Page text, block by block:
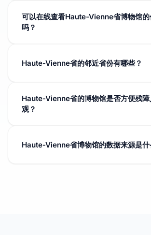
大的城市通常集中最多的机构。
可以在线查看Haute-Vienne省博物馆的
吗？
数据库进行查阅。
Haute-Vienne省的邻近省份有哪些？
馆。请查看我们的互动地图以识别邻近的
Haute-Vienne省的博物馆是否方便残障
观？
Haute-Vienne省博物馆的数据来源是什